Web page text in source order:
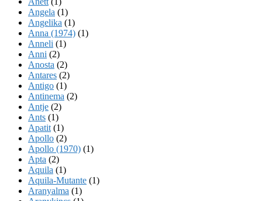
Angela (1)
Angelika (1)
Anna (1974) (1)
Anneli (1)
Anni (2)
Anosta (2)
Antares (2)
Antigo (1)
Antinema (2)
Antje (2)
Ants (1)
Apatit (1)
Apollo (2)
Apollo (1970) (1)
Apta (2)
Aquila (1)
Aquila-Mutante (1)
Aranyalma (1)